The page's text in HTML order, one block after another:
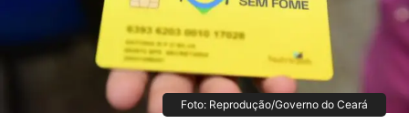
Foto: Reprodução/Governo do Ceará